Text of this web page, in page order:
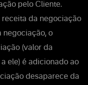
pelo Cliente.
receita da negociação
negociação, o
(valor da
ele) é adicionado ao
desaparece da